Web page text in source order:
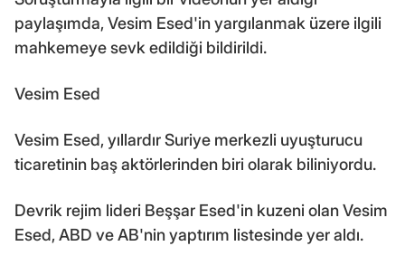
paylaşımda, Vesim Esed'in yargılanmak üzere ilgili
mahkemeye sevk edildiği bildirildi.
Vesim Esed
Vesim Esed, yıllardır Suriye merkezli uyuşturucu
ticaretinin baş aktörlerinden biri olarak biliniyordu.
Devrik rejim lideri Beşşar Esed'in kuzeni olan Vesim
Esed, ABD ve AB'nin yaptırım listesinde yer aldı.